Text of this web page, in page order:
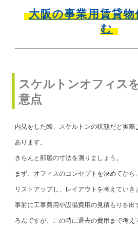
大阪の事業用賃貸
む
スケルトンオフィス
意点
内見をした際、スケルトンの状態だと実際
あります。
きちんと部屋の寸法を測りましょう。
まず、オフィスのコンセプトを決めてから
リストアップし、レイアウトを考えていき
事前に工事費用や設備費用の見積もりを出
ろんですが、この時に退去の費用まで考え